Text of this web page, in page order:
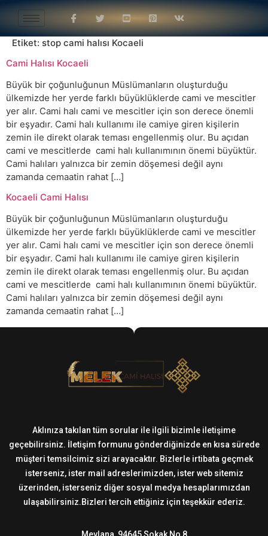
Etiket: stop cami halısı Kocaeli
Cami Halısı Kocaeli
Büyük bir çoğunluğunun Müslümanların oluşturduğu
ülkemizde her yerde farklı büyüklüklerde cami ve mescitler
yer alır. Cami halı cami ve mescitler için son derece önemli
bir eşyadır. Cami halı kullanımı ile camiye giren kişilerin
zemin ile direkt olarak teması engellenmiş olur. Bu açıdan
cami ve mescitlerde cami halı kullanımının önemi büyüktür.
Cami halıları yalnızca bir zemin döşemesi değil aynı
zamanda cemaatin rahat […]
Kocaeli Cami Halısı
Büyük bir çoğunluğunun Müslümanların oluşturduğu
ülkemizde her yerde farklı büyüklüklerde cami ve mescitler
yer alır. Cami halı cami ve mescitler için son derece önemli
bir eşyadır. Cami halı kullanımı ile camiye giren kişilerin
zemin ile direkt olarak teması engellenmiş olur. Bu açıdan
cami ve mescitlerde cami halı kullanımının önemi büyüktür.
Cami halıları yalnızca bir zemin döşemesi değil aynı
zamanda cemaatin rahat […]
Aklınıza takılan tüm sorular ile ilgili bizimle iletişime
geçebilirsiniz. İletişim formunu gönderdiğinizde en kısa sürede
müşteri temsilcimiz sizi arayacaktır. Bizlerle irtibata geçmek
isterseniz, ister mail adreslerimizden, ister web sitemiz
üzerinden, isterseniz diğer sosyal medya hesaplarımızdan
ulaşabilirsiniz.Bizleri tercih ettiğiniz için teşekkür ederiz.